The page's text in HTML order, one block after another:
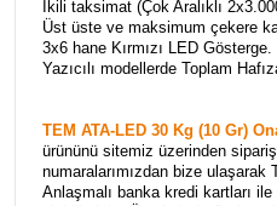
İkili taksimat (Çok Aralıklı
Üst üste ve maksimum çekere
3x6 hane Kırmızı LED
Yazıcılı modellerde Toplam
TEM ATA-LED 30 Kg (10 Gr)
ürününü sitemiz üzerinden
numaralarımızdan bize
Anlaşmalı banka kredi kartları